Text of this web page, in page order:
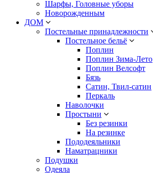
Шарфы, Головные уборы
Новорожденным
ДОМ
Постельные принадлежности
Постельное бельё
Поплин
Поплин Зима-Лето
Поплин Велсофт
Бязь
Сатин, Твил-сатин
Перкаль
Наволочки
Простыни
Без резинки
На резинке
Пододеяльники
Наматрацники
Подушки
Одеяла